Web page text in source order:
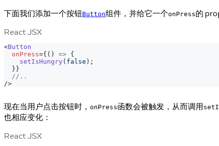
下面我们添加一个按钮 Button组件，并给它一个onPress的
React JSX
<Button
onPress={ ( ) => {
setIsHungry ( false ) ;
}}
//..
/>
现在当用户点击按钮时， onPress函数会被触发，从而调用
也相应变化：
React JSX